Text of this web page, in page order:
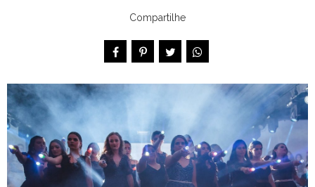
Compartilhe